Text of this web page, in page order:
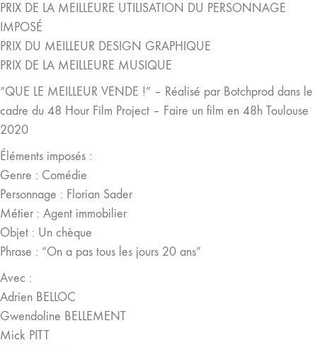
PRIX DE LA MEILLEURE UTILISATION DU PERSONNAGE
IMPOSÉ
PRIX DU MEILLEUR DESIGN GRAPHIQUE
PRIX DE LA MEILLEURE MUSIQUE
“QUE LE MEILLEUR VENDE !” – Réalisé par Botchprod dans le
cadre du 48 Hour Film Project – Faire un film en 48h Toulouse
2020
Éléments imposés :
Genre : Comédie
Personnage : Florian Sader
Métier : Agent immobilier
Objet : Un chèque
Phrase : “On a pas tous les jours 20 ans”
Avec :
Adrien BELLOC
Gwendoline BELLEMENT
Mick PITT